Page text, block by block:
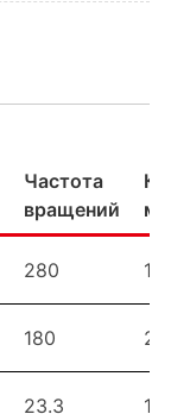
Частота
вращений
280 1.8
180 2.7
23.3 14